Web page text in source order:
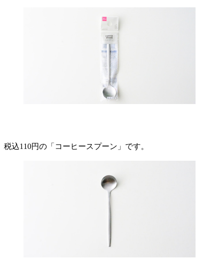
税込110円の「コーヒースプーン」です。